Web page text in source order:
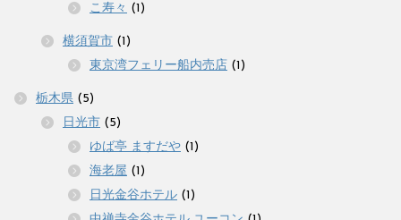
こ寿々 (1)
横須賀市 (1)
東京湾フェリー船内売店 (1)
栃木県 (5)
日光市 (5)
ゆば亭 ますだや (1)
海老屋 (1)
日光金谷ホテル (1)